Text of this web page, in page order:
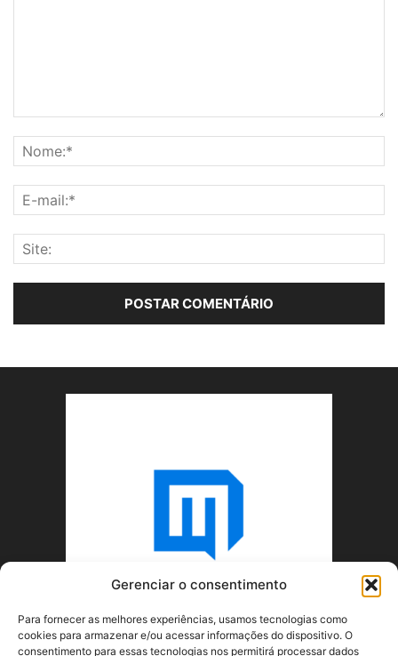
Gerenciar o consentimento
Para fornecer as melhores experiências, usamos tecnologias como
cookies para armazenar e/ou acessar informações do dispositivo. O
consentimento para essas tecnologias nos permitirá processar dados